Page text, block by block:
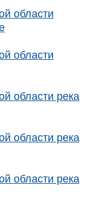
области
области
области река
области река
области река